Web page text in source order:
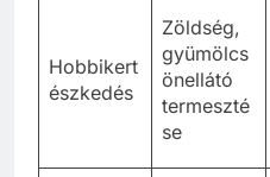
Hobbikert
észkedés
Zöldség,
gyümölcs
önellátó
termeszté
se